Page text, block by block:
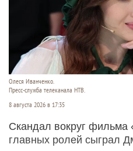
Олеся Иванченко.
Пресс-служба телеканала НТВ.
8 августа 2026 в 17:35
Скандал вокруг фильма
главных ролей сыграл